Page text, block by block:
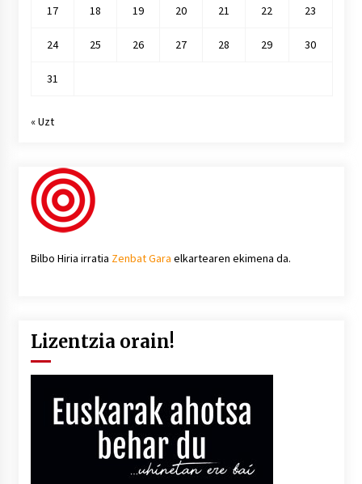
17 18 19 20 21 22 23
24 25 26 27 28 29 30
31
« Uzt
Bilbo Hiria irratia Zenbat Gara elkartearen ekimena da.
Lizentzia orain!